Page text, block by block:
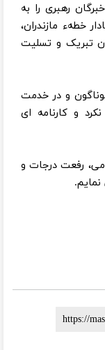
رهبری را به
خطهء مازندران،
تبریک و تسلیت
و در خدمت
و کارنامه ای
رفعت درجات و